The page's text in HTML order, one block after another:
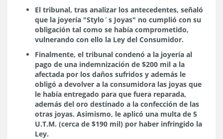
El tribunal, tras analizar los antecedentes, señaló
que la joyería "Stylo´s Joyas" no cumplió con su
obligación tal como se había comprometido,
vulnerando con ello la Ley del Consumidor.
Finalmente, el tribunal condenó a la joyería al
pago de una indemnización de $200 mil a la
afectada por los daños sufridos y además le
obligó a devolver a la consumidora las joyas que
le había entregado para que fuera reparada,
además del oro destinado a la confección de las
otras joyas. Asimismo, le aplicó una multa de 5
U.T.M. (cerca de $190 mil) por haber infringido la
Ley.